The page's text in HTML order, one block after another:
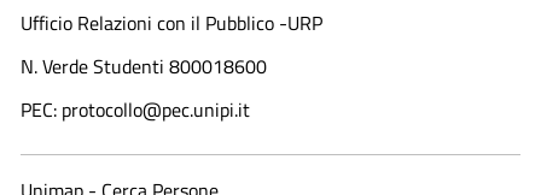
Ufficio Relazioni con il Pubblico -URP
N. Verde Studenti 800018600​
PEC: protocollo@pec.unipi.it